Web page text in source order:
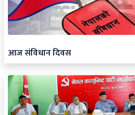
आज संविधान दिवस